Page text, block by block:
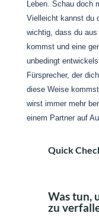
Leben. Schau doch
Vielleicht kannst du
wichtig, dass du
kommst und eine
unbedingt
Fürsprecher, der
diese Weise
wirst immer mehr
einem Partner auf
Quick
Was tun,
zu